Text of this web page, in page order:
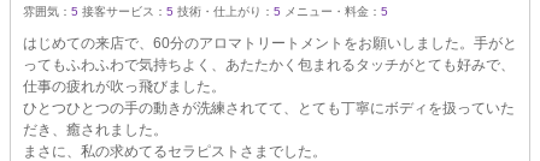
雰囲気： 5 接客サービス： 5 技術・仕上がり： 5 メニュー・料金： 5
はじめての来店で、60分のアロマトリートメントをお願いしました。手がと
ってもふわふわで気持ちよく、あたたかく包まれるタッチがとても好みで、
仕事の疲れが吹っ飛びました。
ひとつひとつの手の動きが洗練されてて、とても丁寧にボディを扱っていた
だき、癒されました。
まさに、私の求めてるセラピストさまでした。